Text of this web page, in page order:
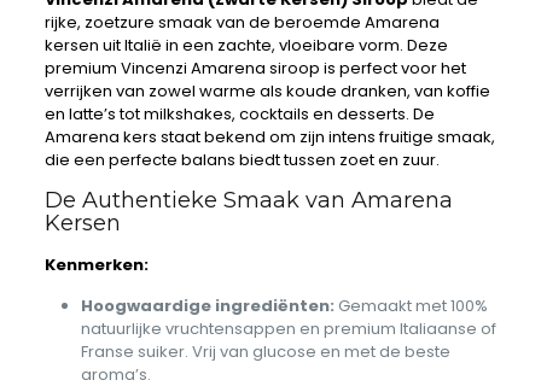
rijke, zoetzure smaak van de beroemde Amarena
kersen uit Italië in een zachte, vloeibare vorm. Deze
premium Vincenzi Amarena siroop is perfect voor het
verrijken van zowel warme als koude dranken, van koffie
en latte’s tot milkshakes, cocktails en desserts. De
Amarena kers staat bekend om zijn intens fruitige smaak,
die een perfecte balans biedt tussen zoet en zuur.
De Authentieke Smaak van Amarena
Kersen
Kenmerken:
Hoogwaardige ingrediënten: Gemaakt met 100%
natuurlijke vruchtensappen en premium Italiaanse of
Franse suiker. Vrij van glucose en met de beste
aroma’s.